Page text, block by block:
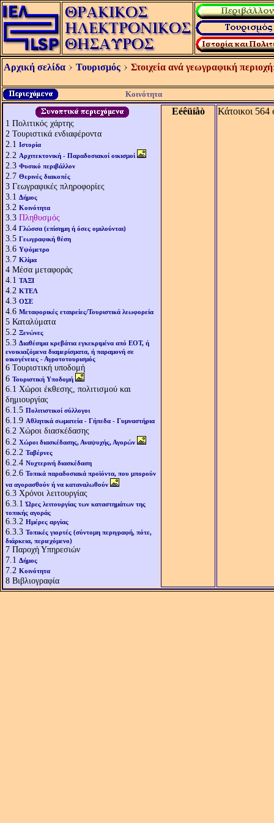
Αρχική σελίδα Τουρισμός Στοιχεία ανά γεωγραφική
Κοινότητα
1 Πολιτικός χάρτης
2 Τουριστικά ενδιαφέροντα
2.1 Ιστορία
2.2 Αρχιτεκτονική - Παραδοσιακοί οικισμοί
2.3 Φυσικό περιβάλλον
2.7 Θερινές διακοπές
3 Γεωγραφικές πληροφορίες
3.1 Δήμος
3.2 Κοινότητα
3.3 Πληθυσμός
3.4 Γλώσσα (επίσημη ή όσες ομιλούνται)
3.5 Γεωγραφική θέση
3.6 Υψόμετρο
3.7 Κλίμα
4 Μέσα μεταφοράς
4.1 ΤΑΞΙ
4.2 ΚΤΕΛ
4.3 ΟΣΕ
4.6 Μεταφορικές εταιρείες/Τουριστικά λεωφορεία
5 Καταλύματα
5.2 Ξενώνες
5.3 Διαθέσιμα κρεβάτια εγκεκριμένα από ΕΟΤ, ή
ενοικιαζόμενα διαμερίσματα, ή παραμονή σε
οικογένειες - Αγροτοτουρισμός
6 Τουριστική υποδομή
6 Τουριστική Υποδομή
6.1 Χώροι έκθεσης, πολιτισμού και
δημιουργίας
6.1.5 Πολιτιστικοί σύλλογοι
6.1.9 Αθλητικά σωματεία - Γήπεδα - Γυμναστήρια
6.2 Χώροι διασκέδασης
6.2 Χώροι διασκέδασης, Αναψυχής, Αγορών
6.2.2 Ταβέρνες
6.2.4 Νυχτερινή διασκέδαση
6.2.6 Τοπικά παραδοσιακά προϊόντα, που μπορούν
να αγορασθούν ή να καταναλωθούν
6.3 Χρόνοι λειτουργίας
6.3.1Ώρες λειτουργίας των καταστημάτων της
τοπικής αγοράς
6.3.2 Ημέρες αργίας
6.3.3 Τοπικές γιορτές (σύντομη περιγραφή, πότε,
διάρκεια, περιεχόμενο)
7 Παροχή Υπηρεσιών
7.1 Δήμος
7.2 Κοινότητα
8 Βιβλιογραφία
Eéêüíåò Κάτοικοι